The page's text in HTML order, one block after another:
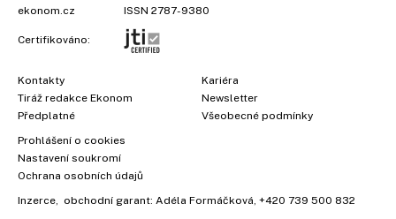
ekonom.cz
ISSN 2787-9380
Certifikováno:
Kontakty
Tiráž redakce Ekonom
Předplatné
Kariéra
Newsletter
Všeobecné podmínky
Prohlášení o cookies
Nastavení soukromí
Ochrana osobních údajů
Inzerce , obchodní garant: Adéla Formáčková +420 739 500 832